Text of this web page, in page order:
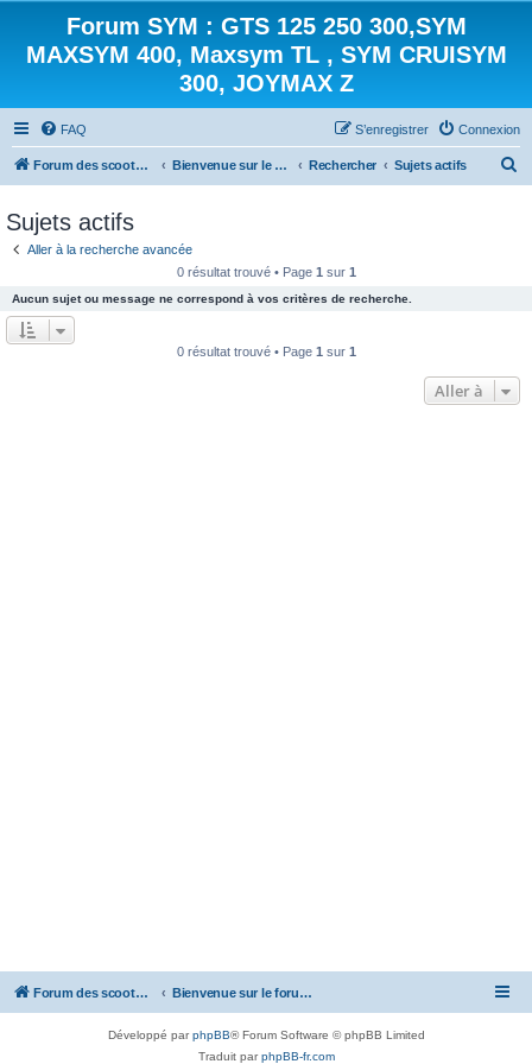
Forum SYM : GTS 125 250 300,SYM
MAXSYM 400, Maxsym TL , SYM CRUISYM
300, JOYMAX Z
FAQ Connexion
S’enregistrer
Forum des scooters SYM - GTS -MAXSYM - CRUISYM - JOYMAX - Maxsym TL Bienvenue sur le forum des scooters de la gamme SYM Rechercher Sujets actifs
Sujets actifs
Aller à la recherche avancée
0 résultat trouvé • Page 1 sur 1
Aucun sujet ou message ne correspond à vos critères de recherche.
0 résultat trouvé • Page 1 sur 1
Aller à
Forum des scooters SYM - GTS -MAXSYM - CRUISYM - JOYMAX - Maxsym TL Bienvenue sur le forum des scooters de la gamme SYM
Développé parphpBB® Forum Software © phpBB Limited
Traduit parphpBB-fr.com